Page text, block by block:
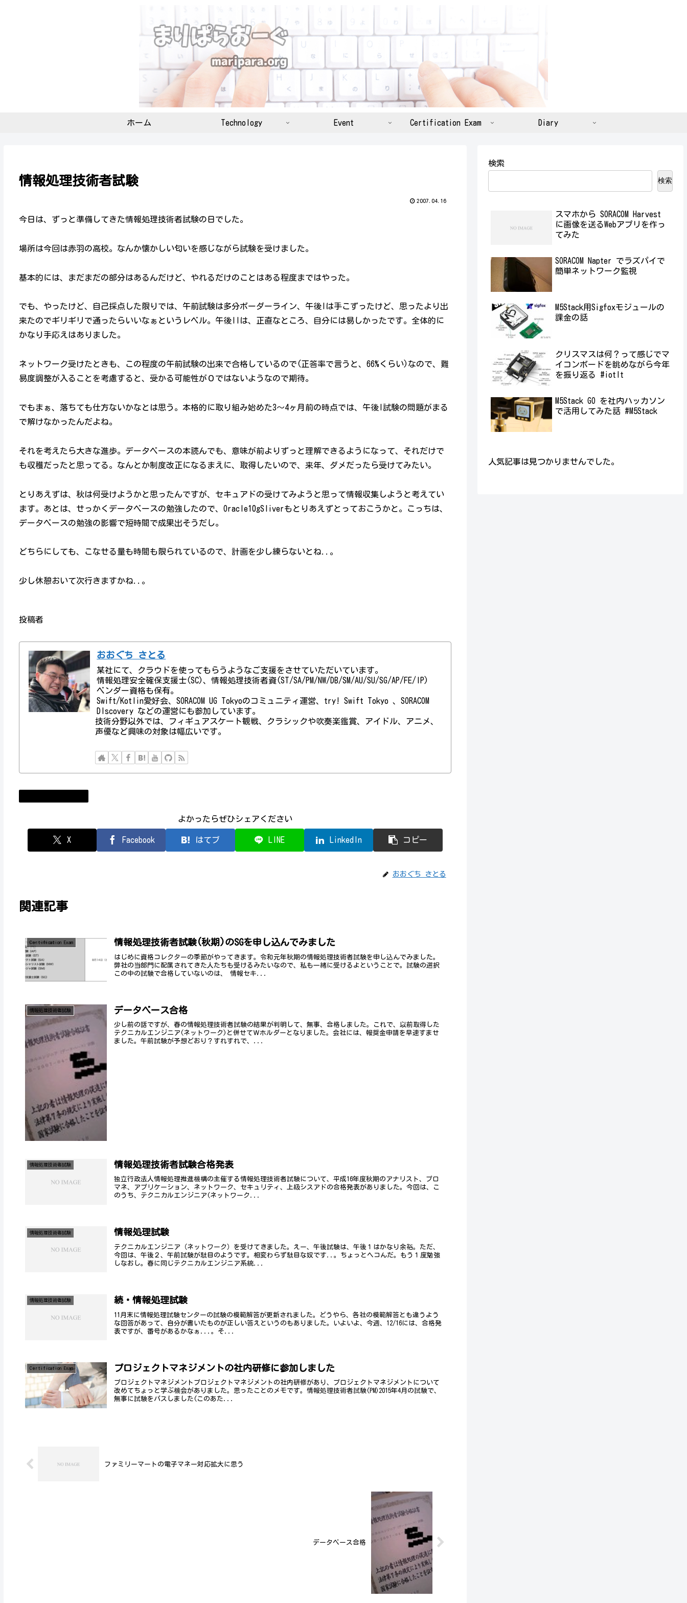
ホーム Technology Event Certification Exam Diary
情報処理技術者試験
2007.04.16
今日は、ずっと準備してきた情報処理技術者試験の日でした。
場所は今回は赤羽の高校。なんか懐かしい匂いを感じながら試験を受けました。
基本的には、まだまだの部分はあるんだけど、やれるだけのことはある程度まではやった。
でも、やったけど、自己採点した限りでは、午前試験は多分ボーダーライン、午後Iは手こずったけど、思ったより出
来たのでギリギリで通ったらいいなぁというレベル。午後IIは、正直なところ、自分には易しかったです。全体的に
かなり手応えはありました。
ネットワーク受けたときも、この程度の午前試験の出来で合格しているので(正答率で言うと、66%くらい)なので、難
易度調整が入ることを考慮すると、受かる可能性が０ではないようなので期待。
でもまぁ、落ちても仕方ないかなとは思う。本格的に取り組み始めた3～4ヶ月前の時点では、午後I試験の問題がまる
で解けなかったんだよね。
それを考えたら大きな進歩。データベースの本読んでも、意味が前よりずっと理解できるようになって、それだけで
も収穫だったと思ってる。なんとか制度改正になるまえに、取得したいので、来年、ダメだったら受けてみたい。
とりあえずは、秋は何受けようかと思ったんですが、セキュアドの受けてみようと思って情報収集しようと考えてい
ます。あとは、せっかくデータベースの勉強したので、Oracle10gSliverもとりあえずとっておこうかと。こっちは、
データベースの勉強の影響で短時間で成果出そうだし。
どちらにしても、こなせる量も時間も限られているので、計画を少し練らないとね..。
少し休憩おいて次行きますかね..。
投稿者
おおぐち さとる
某社にて、クラウドを使ってもらうようなご支援をさせていただいています。
情報処理安全確保支援士(SC)、情報処理技術者資(ST/SA/PM/NW/DB/SM/AU/SU/SG/AP/FE/IP)
ベンダー資格も保有。
Swift/Kotlin愛好会、SORACOM UG Tokyoのコミュニティ運営、try! Swift Tokyo 、SORACOM
DIscovery などの運営にも参加しています。
技術分野以外では、フィギュアスケート観戦、クラシックや吹奏楽鑑賞、アイドル、アニメ、
声優など興味の対象は幅広いです。
よかったらぜひシェアください
X Facebook はてブ LINE LinkedIn コピー
おおぐち さとる
関連記事
Certification Exam 情報処理技術者試験(秋期)のSGを申し込んでみました
はじめに資格コレクターの季節がやってきます。令和元年秋期の情報処理技術者試験を申し込んでみました。
弊社の当部門に配属されてきた人たちも受けるみたいなので、私も一緒に受けるよということで。試験の選択
この中の試験で合格していないのは、 情報セキ...
情報処理技術者試験 データベース合格
少し前の話ですが、春の情報処理技術者試験の結果が判明して、無事、合格しました。これで、以前取得した
テクニカルエンジニア(ネットワーク)と併せてＷホルダーとなりました。会社には、報奨金申請を早速すませ
ました。午前試験が予想どおり？すれすれで、...
情報処理技術者試験 情報処理技術者試験合格発表
独立行政法人情報処理推進機構の主催する情報処理技術者試験について、平成16年度秋期のアナリスト、プロ
マネ、アプリケーション、ネットワーク、セキュリティ、上級シスアドの合格発表がありました。今回は、こ
のうち、テクニカルエンジニア(ネットワーク...
情報処理技術者試験 情報処理試験
テクニカルエンジニア（ネットワーク）を受けてきました。えー、午後試験は、午後１はかなり余裕。ただ、
今回は、午後２、午前試験が駄目のようです。相変わらず駄目な奴です..。ちょっとヘコんだ。もう１度勉強
しなおし。春に同じテクニカルエンジニア系統...
情報処理技術者試験 続・情報処理試験
11月末に情報処理試験センターの試験の模範解答が更新されました。どうやら、各社の模範解答とも違うよう
な回答があって、自分が書いたものが正しい答えというのもありました。いよいよ、今週、12/16には、合格発
表ですが、番号があるかなぁ...。そ...
Certification Exam プロジェクトマネジメントの社内研修に参加しました
プロジェクトマネジメントプロジェクトマネジメントの社内研修があり、プロジェクトマネジメントについて
改めてちょっと学ぶ機会がありました。思ったことのメモです。情報処理技術者試験(PM)2015年4月の試験で、
無事に試験をパスしました(このあた...
ファミリーマートの電子マネー対応拡大に思う
データベース合格
検索
検索
スマホから SORACOM Harvest
に画像を送るWebアプリを作っ
てみた
SORACOM Napter でラズパイで
簡単ネットワーク監視
M5Stack用Sigfoxモジュールの
課金の話
クリスマスは何？って感じでマ
イコンボードを眺めながら今年
を振り返る #iotlt
M5Stack GO を社内ハッカソン
で活用してみた話 #M5Stack
人気記事は見つかりませんでした。